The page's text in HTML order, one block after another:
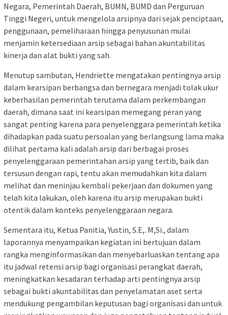
Negara, Pemerintah Daerah, BUMN, BUMD dan Perguruan
Tinggi Negeri, untuk mengelola arsipnya dari sejak penciptaan,
penggunaan, pemeliharaan hingga penyusunan mulai
menjamin ketersediaan arsip sebagai bahan akuntabilitas
kinerja dan alat bukti yang sah.
Menutup sambutan, Hendriette mengatakan pentingnya arsip
dalam kearsipan berbangsa dan bernegara menjadi tolak ukur
keberhasilan pemerintah terutama dalam perkembangan
daerah, dimana saat ini kearsipan memegang peran yang
sangat penting karena para penyelenggara pemerintah ketika
dihadapkan pada suatu persoalan yang berlangsung lama maka
dilihat pertama kali adalah arsip dari berbagai proses
penyelenggaraan pemerintahan arsip yang tertib, baik dan
tersusun dengan rapi, tentu akan memudahkan kita dalam
melihat dan meninjau kembali pekerjaan dan dokumen yang
telah kita lakukan, oleh karena itu arsip merupakan bukti
otentik dalam konteks penyelenggaraan negara.
Sementara itu, Ketua Panitia, Yustin, S.E,. M,Si., dalam
laporannya menyampaikan kegiatan ini bertujuan dalam
rangka menginformasikan dan menyebarluaskan tentang apa
itu jadwal retensi arsip bagi organisasi perangkat daerah,
meningkatkan kesadaran terhadap arti pentingnya arsip
sebagai bukti akuntabilitas dan penyelamatan aset serta
mendukung pengambilan keputusan bagi organisasi dan untuk